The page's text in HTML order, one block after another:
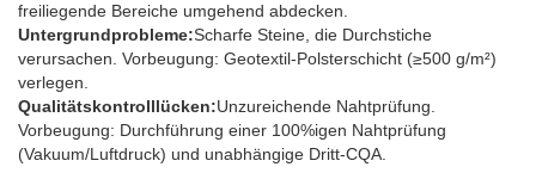
freiliegende Bereiche umgehend abdecken.
Untergrundprobleme:Scharfe Steine, die Durchstiche
verursachen. Vorbeugung: Geotextil-Polsterschicht (≥500 g/m²)
verlegen.
Qualitätskontrolllücken:Unzureichende Nahtprüfung.
Vorbeugung: Durchführung einer 100%igen Nahtprüfung
(Vakuum/Luftdruck) und unabhängige Dritt-CQA.